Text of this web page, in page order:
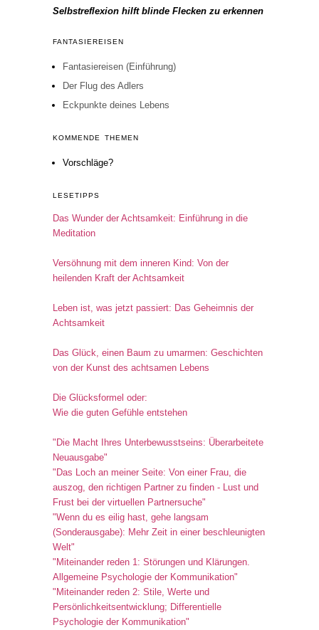
Selbstreflexion hilft blinde Flecken zu erkennen
FANTASIEREISEN
Fantasiereisen (Einführung)
Der Flug des Adlers
Eckpunkte deines Lebens
KOMMENDE THEMEN
Vorschläge?
LESETIPPS
Das Wunder der Achtsamkeit: Einführung in die
Meditation
Versöhnung mit dem inneren Kind: Von der
heilenden Kraft der Achtsamkeit
Leben ist, was jetzt passiert: Das Geheimnis der
Achtsamkeit
Das Glück, einen Baum zu umarmen: Geschichten
von der Kunst des achtsamen Lebens
Die Glücksformel oder:
Wie die guten Gefühle entstehen
"Die Macht Ihres Unterbewusstseins: Überarbeitete
Neuausgabe"
"Das Loch an meiner Seite: Von einer Frau, die
auszog, den richtigen Partner zu finden - Lust und
Frust bei der virtuellen Partnersuche"
"Wenn du es eilig hast, gehe langsam
(Sonderausgabe): Mehr Zeit in einer beschleunigten
Welt"
"Miteinander reden 1: Störungen und Klärungen.
Allgemeine Psychologie der Kommunikation"
"Miteinander reden 2: Stile, Werte und
Persönlichkeitsentwicklung; Differentielle
Psychologie der Kommunikation"